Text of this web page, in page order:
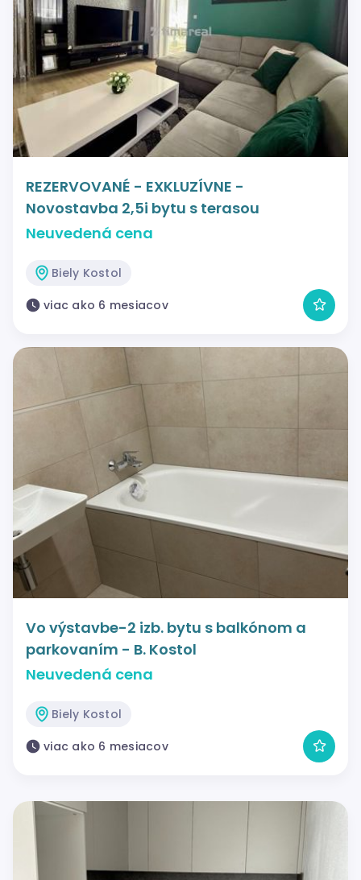
REZERVOVANÉ - EXKLUZÍVNE -
Novostavba 2,5i bytu s terasou
Neuvedená cena
Biely Kostol
viac ako 6 mesiacov
Vo výstavbe-2 izb. bytu s balkónom a
parkovaním - B. Kostol
Neuvedená cena
Biely Kostol
viac ako 6 mesiacov